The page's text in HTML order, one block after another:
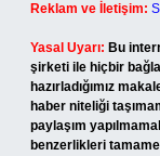
Reklam ve İletişim:
Yasal Uyarı: Bu
şirketi ile hiçbir
hazırladığımız
haber niteliği
paylaşım
benzerlikleri